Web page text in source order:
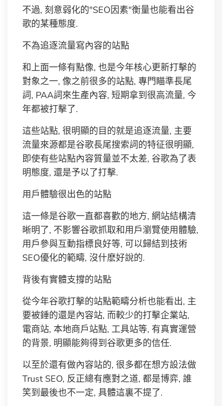
不過, 刻意弱化的"SEO因素"衡量也能看出谷
歌的某種態度.
不為追逐流量寫內容的站點
和上面一條有點像, 也是今年核心更新打擊的
對象之一, 像之前很多的站點, 專門瞄準長尾
詞, PAA詞來生產內容, 短期拿到很高流量, 今
年都被打擊了.
這些站點, 很明顯的目的就是追逐流量, 主要
流量來源都是谷歌長尾搜索詞的特征很明顯,
即使有些站點內容質量並不太差, 谷歌為了表
明態度, 還是予以了打擊.
用戶體驗很出色的站點
這一條是谷歌一直都喜歡的地方, 網站結構清
晰明了, 不影響谷歌抓取和用戶瀏覽使用體驗,
用戶參與互動指標良好等, 可以歸結到技術
SEO優化的範疇, 沒什麽好說的.
背後有實體支撐的站點
從今年谷歌打擊的站點範疇分析也能看出, 主
要被錘的還是內容站, 而較少的打擊企業站,
電商站, 本地商戶站點, 工具站等, 有真實運營
的背景, 明顯能夠得到谷歌更多的信任.
以至於還有做內容站的, 很多都在想方設法做
Trust SEO, 反正總有應對之道, 都是博弈, 誰
笑到最後也不一定, 具體這裏不提了.